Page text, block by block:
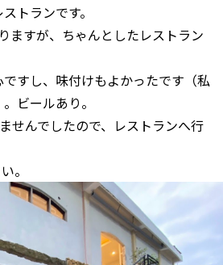
トランです。
ますが、ちゃんとしたレストラン
すし、味付けもよかったです（私
ビールあり。
せんでしたので、レストランへ行
。